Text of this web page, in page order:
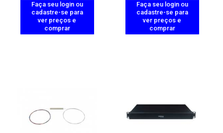
Faça seu login ou
cadastre-se para
ver preços e
comprar
Faça seu login ou
cadastre-se para
ver preços e
comprar